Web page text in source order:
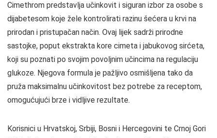
Cimethrom predstavlja učinkovit i siguran izbor za osobe s
dijabetesom koje žele kontrolirati razinu šećera u krvi na
prirodan i pristupačan način. Ovaj lijek sadrži prirodne
sastojke, poput ekstrakta kore cimeta i jabukovog sirćeta,
koji su poznati po svojim povoljnim učincima na regulaciju
glukoze. Njegova formula je pažljivo osmišljena tako da
pruža maksimalnu učinkovitost bez potrebe za receptom,
omogućujući brze i vidljive rezultate.
Korisnici u Hrvatskoj, Srbiji, Bosni i Hercegovini te Crnoj Gori